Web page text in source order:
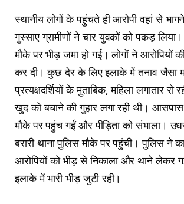
स्थानीय लोगों के पहुंचते ही आरोपी वहां से
गुस्साए ग्रामीणों ने चार युवकों को पकड़
मौके पर भीड़ जमा हो गई। लोगों ने आरोपियों
कर दी। कुछ देर के लिए इलाके में तनाव जैसा
प्रत्यक्षदर्शियों के मुताबिक, महिला लगातार रो
खुद को बचाने की गुहार लगा रही थी। आसपास
मौके पर पहुंच गईं और पीड़िता को संभाला।
बरारी थाना पुलिस मौके पर पहुंची। पुलिस ने
आरोपियों को भीड़ से निकाला और थाने लेकर
इलाके में भारी भीड़ जुटी रही।